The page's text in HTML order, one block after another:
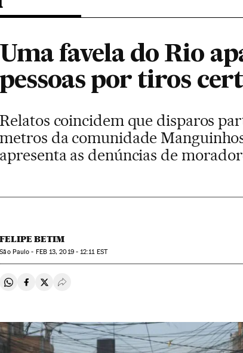
Uma favela do Rio
pessoas por tiros
Relatos coincidem que disparos
metros da comunidade
apresenta as denúncias de
FELIPE BETIM
São Paulo - FEB13, 2019 - 12:11EST
Compartir en Whatsapp
Compartir en Facebook
Compartir en Twitter
Desplegar Redes Sociales